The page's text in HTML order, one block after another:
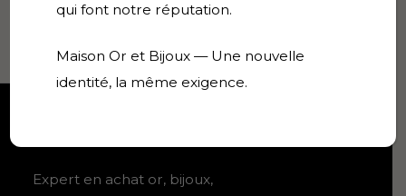
Produit authentique, livré dans sa boite d’origine
Expert en achat or, bijoux,
qui font notre réputation.
Maison Or et Bijoux — Une nouvelle
identité, la même exigence.